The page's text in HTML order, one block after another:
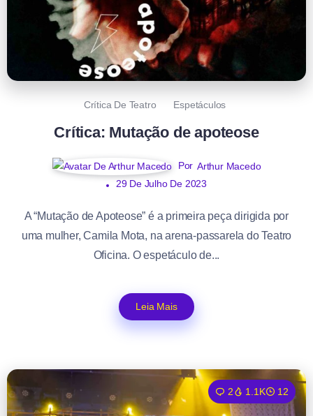
Crítica De Teatro Espetáculos
Crítica: Mutação de apoteose
Por Arthur Macedo
29 De Julho De 2023
A “Mutação de Apoteose” é a primeira peça dirigida por
uma mulher, Camila Mota, na arena-passarela do Teatro
Oficina. O espetáculo de...
Leia Mais
2 1.1K 12